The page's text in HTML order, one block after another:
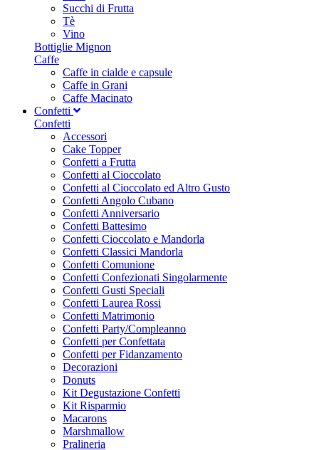
Succhi di Frutta
Tè
Vino
Bottiglie Mignon
Caffe
Caffe in cialde e capsule
Caffe in Grani
Caffe Macinato
Confetti
Confetti
Accessori
Cake Topper
Confetti a Frutta
Confetti al Cioccolato
Confetti al Cioccolato ed Altro Gusto
Confetti Angolo Cubano
Confetti Anniversario
Confetti Battesimo
Confetti Cioccolato e Mandorla
Confetti Classici Mandorla
Confetti Comunione
Confetti Confezionati Singolarmente
Confetti Gusti Speciali
Confetti Laurea Rossi
Confetti Matrimonio
Confetti Party/Compleanno
Confetti per Confettata
Confetti per Fidanzamento
Decorazioni
Donuts
Kit Degustazione Confetti
Kit Risparmio
Macarons
Marshmallow
Pralineria